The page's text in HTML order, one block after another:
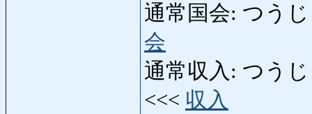
通常国会: つう
会
通常収入: つう
<<< 収入